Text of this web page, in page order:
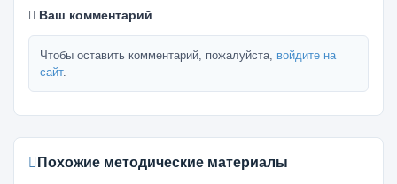
Ваш комментарий
Чтобы оставить комментарий, пожалуйста, войдите на
сайт.
Похожие методические материалы